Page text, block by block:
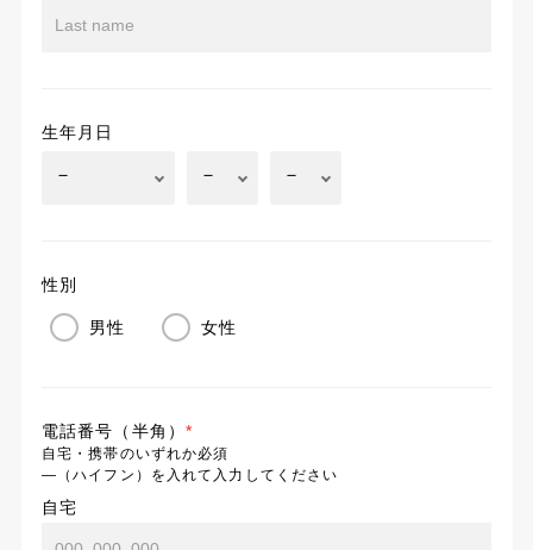
生年月日
性別
男性 女性
電話番号（半角） *
自宅・携帯のいずれか必須
―（ハイフン）を入れて入力してください
自宅